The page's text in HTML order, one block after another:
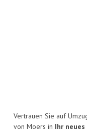
Vertrauen Sie auf
von Moers in Ihr